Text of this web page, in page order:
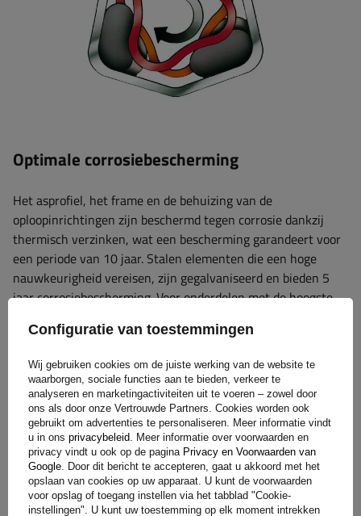
Optimale corrosiebescherming
Het asprofiel, het frame en de behuizing van de
oploopinrichtingen zijn beschermd tegen corrosie dankzij
thermisch verzinken, wat een bescherming garandeert voor
een periode van 10 jaar. Stalen elementen die een hoge
nauwkeurigheid vereisen, zijn gegalvaniseerd en bieden 5
jaar corrosiebescherming. Voor onderdelen met de hoogste
waardoor ze 4 jaar lang beschermd zijn. Deze verschillende
galvaniseermethoden beschermen alle componenten
effectief en zorgen voor lange levensduur en weerstand
tegen invloed van externe factoren.
Configuratie van toestemmingen
Wij gebruiken cookies om de juiste werking van de website te
waarborgen, sociale functies aan te bieden, verkeer te
analyseren en marketingactiviteiten uit te voeren – zowel door
ons als door onze Vertrouwde Partners. Cookies worden ook
gebruikt om advertenties te personaliseren. Meer informatie vindt
u in ons privacybeleid. Meer informatie over voorwaarden en
privacy vindt u ook op de pagina Privacy en Voorwaarden van
Google. Door dit bericht te accepteren, gaat u akkoord met het
opslaan van cookies op uw apparaat. U kunt de voorwaarden
voor opslag of toegang instellen via het tabblad "Cookie-
instellingen". U kunt uw toestemming op elk moment intrekken